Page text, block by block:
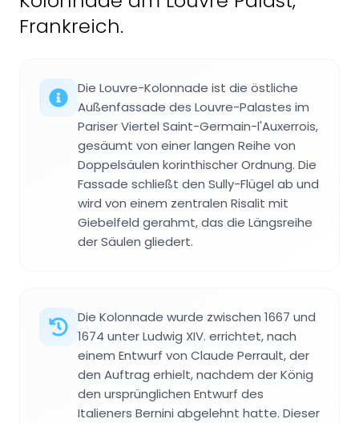
Frankreich.
Die Louvre-Kolonnade ist die östliche
Außenfassade des Louvre-Palastes im
Pariser Viertel Saint-Germain-l'Auxerrois,
gesäumt von einer langen Reihe von
Doppelsäulen korinthischer Ordnung. Die
Fassade schließt den Sully-Flügel ab und
wird von einem zentralen Risalit mit
Giebelfeld gerahmt, das die Längsreihe
der Säulen gliedert.
Die Kolonnade wurde zwischen 1667 und
1674 unter Ludwig XIV. errichtet, nach
einem Entwurf von Claude Perrault, der
den Auftrag erhielt, nachdem der König
den ursprünglichen Entwurf des
Italieners Bernini abgelehnt hatte. Dieser